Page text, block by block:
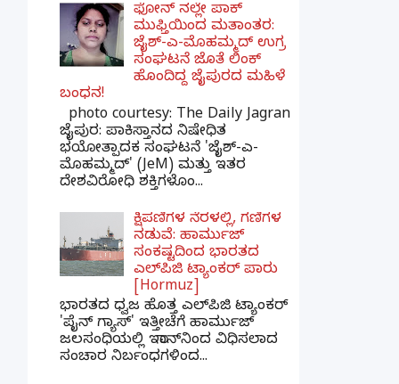
ಫೋನ್ ನಲ್ಲೇ ಪಾಕ್
ಮುಫ್ತಿಯಿಂದ ಮತಾಂತರ:
ಜೈಶ್-ಎ-ಮೊಹಮ್ಮದ್ ಉಗ್ರ
ಸಂಘಟನೆ ಜೊತೆ ಲಿಂಕ್
ಹೊಂದಿದ್ದ ಜೈಪುರದ ಮಹಿಳೆ
ಬಂಧನ!
photo courtesy: The Daily Jagran
ಜೈಪುರ: ಪಾಕಿಸ್ತಾನದ ನಿಷೇಧಿತ
ಭಯೋತ್ಪಾದಕ ಸಂಘಟನೆ 'ಜೈಶ್-ಎ-
ಮೊಹಮ್ಮದ್' (JeM) ಮತ್ತು ಇತರ
ದೇಶವಿರೋಧಿ ಶಕ್ತಿಗಳೊಂ...
ಕ್ಷಿಪಣಿಗಳ ನೆರಳಲ್ಲಿ, ಗಣಿಗಳ
ನಡುವೆ: ಹಾರ್ಮುಜ್
ಸಂಕಷ್ಟದಿಂದ ಭಾರತದ
ಎಲ್‌ಪಿಜಿ ಟ್ಯಾಂಕರ್ ಪಾರು
[Hormuz]
ಭಾರತದ ಧ್ವಜ ಹೊತ್ತ ಎಲ್‌ಪಿಜಿ ಟ್ಯಾಂಕರ್
'ಪೈನ್ ಗ್ಯಾಸ್' ಇತ್ತೀಚೆಗೆ ಹಾರ್ಮುಜ್
ಜಲಸಂಧಿಯಲ್ಲಿ ಇರಾನ್‌ನಿಂದ ವಿಧಿಸಲಾದ
ಸಂಚಾರ ನಿರ್ಬಂಧಗಳಿಂದ...